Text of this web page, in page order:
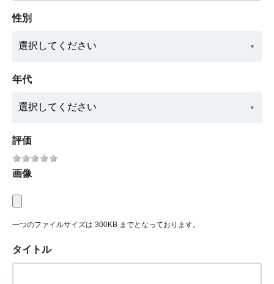
性別
年代
評価
画像
一つのファイルサイズは 300KB までとなっております。
タイトル